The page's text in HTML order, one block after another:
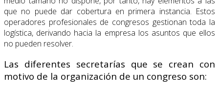
que no puede dar cobertura en primera instancia. Estos
operadores profesionales de congresos gestionan toda la
logística, derivando hacia la empresa los asuntos que ellos
no pueden resolver.
Las diferentes secretarías que se crean con
motivo de la organización de un congreso son: